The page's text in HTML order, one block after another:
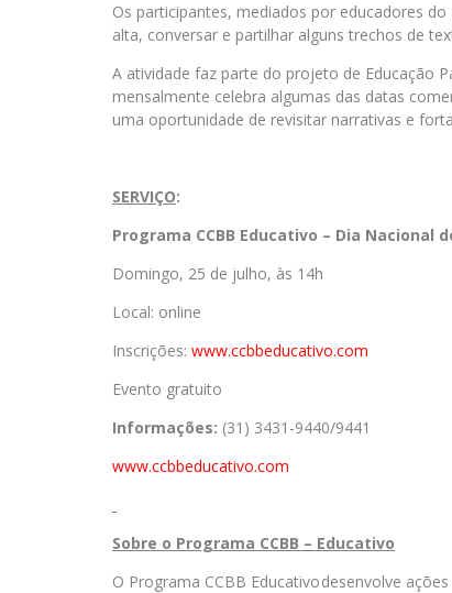
Os participantes, mediados por educadores
alta, conversar e partilhar alguns trechos de
A atividade faz parte do projeto de Educação
mensalmente celebra algumas das datas
uma oportunidade de revisitar narrativas e
SERVIÇO:
Programa CCBB Educativo – Dia Nacional
Domingo, 25 de julho, às 14h
Local: online
Inscrições: www.ccbbeducativo.com
Evento gratuito
Informações: (31) 3431-9440/9441
www.ccbbeducativo.com
Sobre o Programa CCBB – Educativo
O Programa CCBB Educativo desenvolve